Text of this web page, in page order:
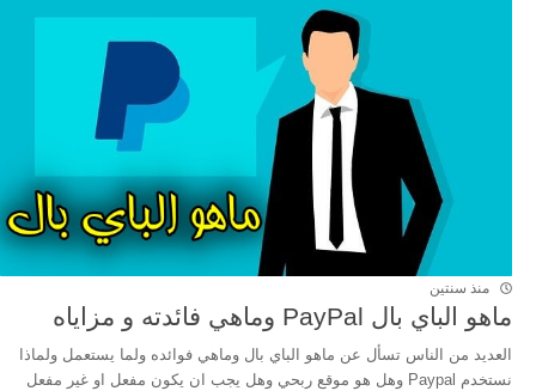
منذ سنتين
ماهو الباي بال PayPal وماهي فائدته و مزاياه
العديد من الناس تسأل عن ماهو الباي بال وماهي فوائده ولما يستعمل ولماذا
نستخدم Paypal وهل هو موقع ربحي وهل يجب ان يكون مفعل او غير مفعل